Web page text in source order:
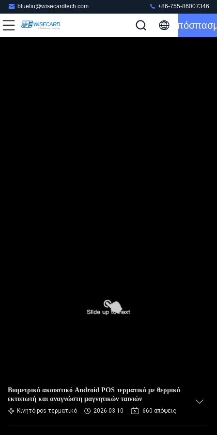
blueliu@wisecardtech.com +86-755-86007346
Βιομετρικό ακουστικό Android POS τερματικό με θερμικό
εκτυπωτή και αναγνώστη μαγνητικών ταινιών
Κινητό pos τερματικό 2026-03-10 660 απόψεις